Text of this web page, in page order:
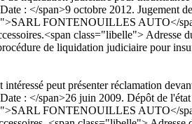
: </span>9 octobre 2012. Jugement
FONTENOUILLES AUTO</
class="libelle">
de liquidation judiciaire pour
intéressé peut présenter réclamation
: </span>26 juin 2009. Dépôt de l'état
FONTENOUILLES AUTO</